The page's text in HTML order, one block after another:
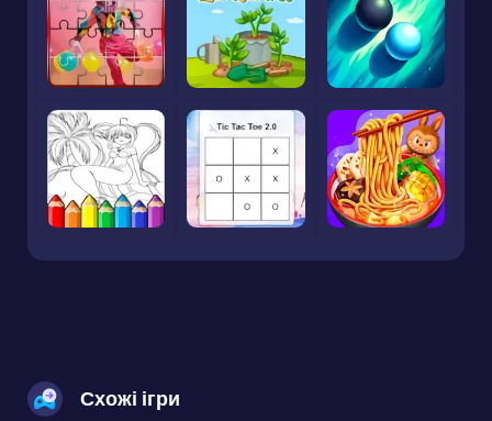
Схожі ігри